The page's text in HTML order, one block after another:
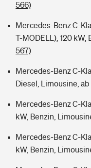
566)
Mercedes-Benz C-
T-MODELL), 120
567)
Mercedes-Benz C-
Diesel, Limousine,
Mercedes-Benz C-
kW, Benzin,
Mercedes-Benz C-
kW, Benzin,